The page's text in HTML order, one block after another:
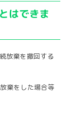
はできま
放棄を撤回する
棄をした場合等